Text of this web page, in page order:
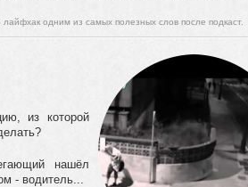
одним из самых полезных слов после подкаст.
из которой
нашёл
- водитель...